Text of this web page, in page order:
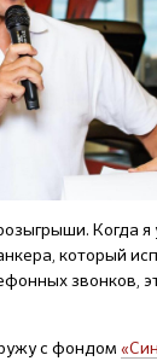
Когда я
который
звонков,
с фондом